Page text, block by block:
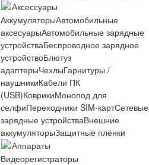
Аксессуары
АккумуляторыАвтомобильные
аксесуарыАвтомобильные зарядные
устройстваБеспроводное зарядное
устройствоБлютуз
адаптерыЧехлыГарнитуры /
наушникиКабели ПК
(USB)КоврикиМонопод для
селфиПереходники SIM-картСетевые
зарядные устройстваВнешние
аккумуляторыЗащитные плёнки
Аппараты
Видеорегистраторы